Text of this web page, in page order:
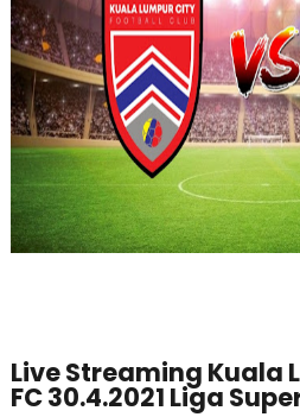
Live Streaming Kuala
FC 30.4.2021 Liga